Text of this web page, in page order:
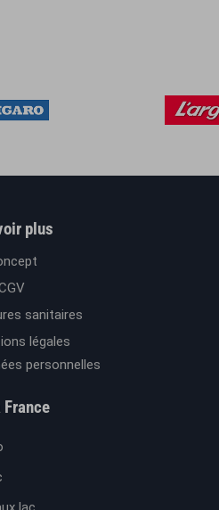
plus
sanitaires
légales
personnelles